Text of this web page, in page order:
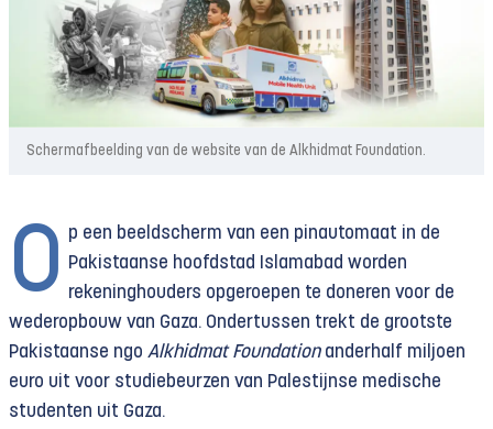
Schermafbeelding van de website van de Alkhidmat Foundation.
O p een beeldscherm van een pinautomaat in de
Pakistaanse hoofdstad Islamabad worden
rekeninghouders opgeroepen te doneren voor de
wederopbouw van Gaza. Ondertussen trekt de grootste
Pakistaanse ngo Alkhidmat Foundationanderhalf miljoen
euro uit voor studiebeurzen van Palestijnse medische
studenten uit Gaza.